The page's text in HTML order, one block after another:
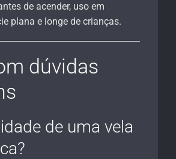
de acender, uso em
plana e longe de crianças.
dúvidas
de uma vela